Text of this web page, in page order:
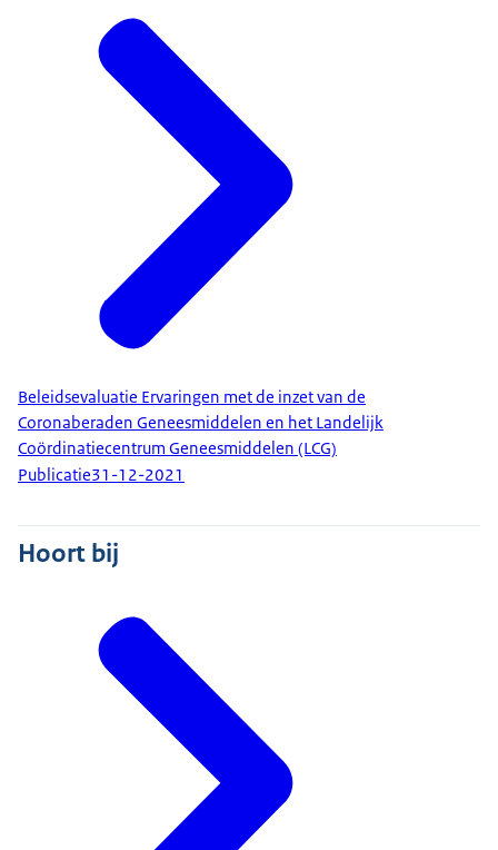
Beleidsevaluatie Ervaringen met de inzet van de
Coronaberaden Geneesmiddelen en het Landelijk
Coördinatiecentrum Geneesmiddelen (LCG)
Publicatie31-12-2021
Hoort bij